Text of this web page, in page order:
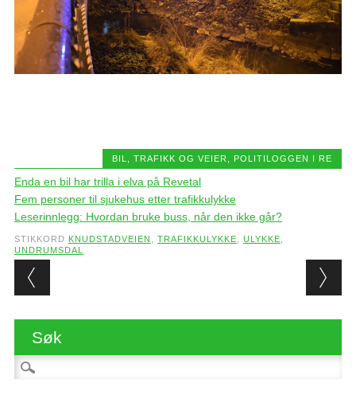
BIL, TRAFIKK OG VEIER POLITILOGGEN I RE
Enda en bil har trilla i elva på Revetal
Fem personer til sjukehus etter trafikkulykke
Leserinnlegg: Hvordan bruke buss, når den ikke går?
STIKKORD KNUDSTADVEIEN TRAFIKKULYKKE ULYKKE
UNDRUMSDAL
Post navigation
Søk
Søk etter: